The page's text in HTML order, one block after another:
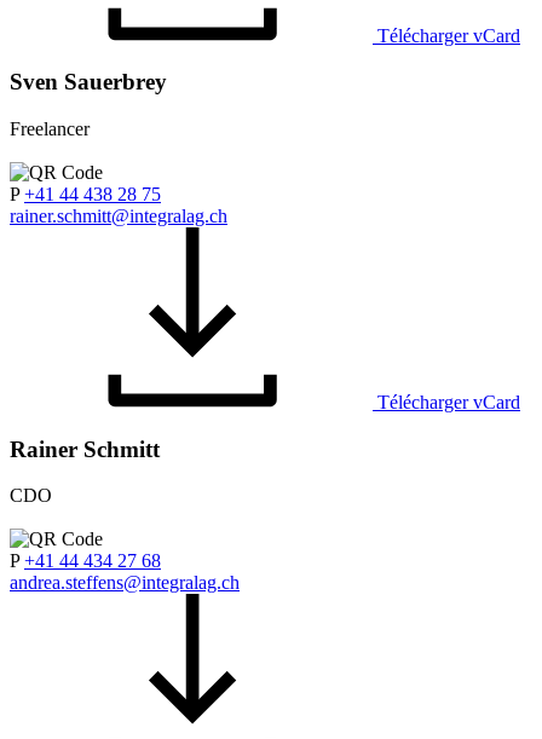
Télécharger vCard
Sven Sauerbrey
Freelancer
P +41 44 438 28 75
rainer.schmitt@integralag.ch
Télécharger vCard
Rainer Schmitt
CDO
P +41 44 434 27 68
andrea.steffens@integralag.ch